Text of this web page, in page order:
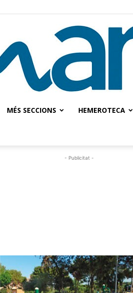
MÉS SECCIONS HEMEROTECA
- Publicitat -